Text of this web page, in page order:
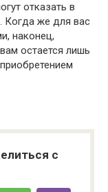
отказать в
Когда же для вас
наконец,
остается лишь
с